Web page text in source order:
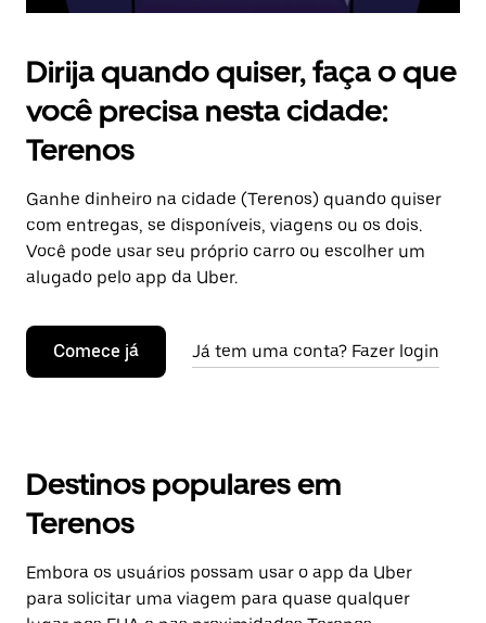
Dirija quando quiser, faça o que
você precisa nesta cidade:
Terenos
Ganhe dinheiro na cidade (Terenos) quando quiser
com entregas, se disponíveis, viagens ou os dois.
Você pode usar seu próprio carro ou escolher um
alugado pelo app da Uber.
Comece já Já tem uma conta? Fazer login
Destinos populares em
Terenos
Embora os usuários possam usar o app da Uber
para solicitar uma viagem para quase qualquer